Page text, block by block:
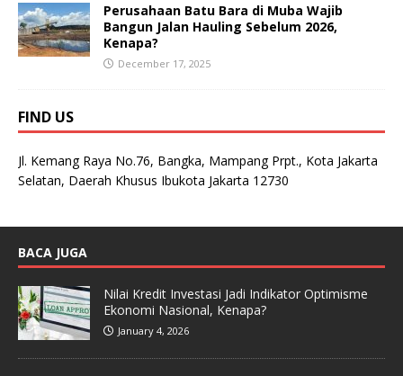
Perusahaan Batu Bara di Muba Wajib
Bangun Jalan Hauling Sebelum 2026,
Kenapa?
December 17, 2025
FIND US
Jl. Kemang Raya No.76, Bangka, Mampang Prpt., Kota Jakarta
Selatan, Daerah Khusus Ibukota Jakarta 12730
BACA JUGA
Nilai Kredit Investasi Jadi Indikator Optimisme
Ekonomi Nasional, Kenapa?
January 4, 2026